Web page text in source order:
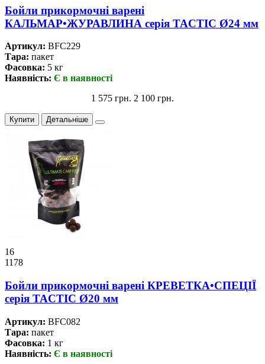
Бойли прикормочнi варенi
КАЛЬМАР•ЖУРАВЛИНА серiя TACTIC Ø24 мм
Артикул: BFC229
Тара: пакет
Фасовка: 5 кг
Наявність: Є в наявності
1 575 грн. 2 100 грн.
Купити Детальніше
16
1178
Бойли прикормочнi варенi КРЕВЕТКА•СПЕЦІЇ
серiя TACTIC Ø20 мм
Артикул: BFC082
Тара: пакет
Фасовка: 1 кг
Наявність: Є в наявності